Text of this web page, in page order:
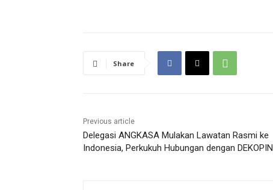
Share
Previous article
Delegasi ANGKASA Mulakan Lawatan Rasmi ke
Indonesia, Perkukuh Hubungan dengan DEKOPIN